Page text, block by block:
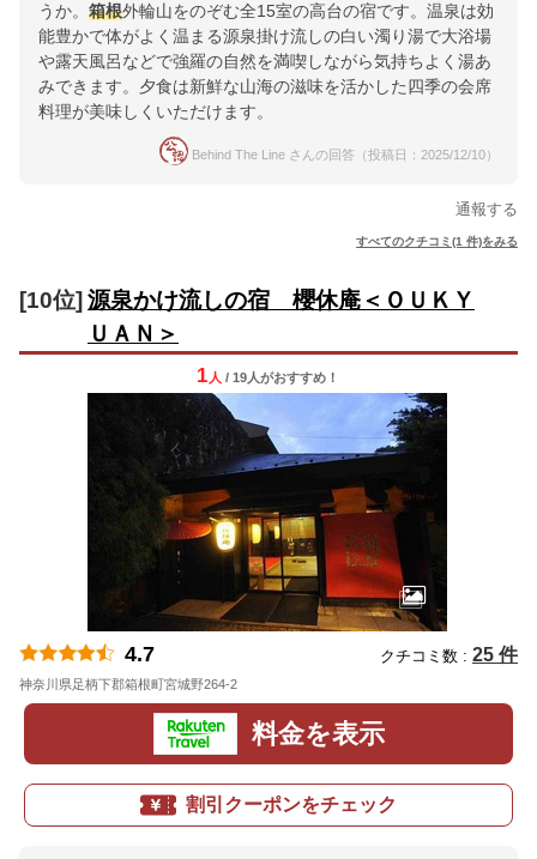
うか。 箱根外輪山をのぞむ全15室の高台の宿です。温泉は効
能豊かで体がよく温まる源泉掛け流しの白い濁り湯で大浴場
や露天風呂などで強羅の自然を満喫しながら気持ちよく湯あ
みできます。夕食は新鮮な山海の滋味を活かした四季の会席
料理が美味しくいただけます。
Behind The Line さんの回答（投稿日：2025/12/10）
通報する
すべてのクチコミ(1 件)をみる
[10位] 源泉かけ流しの宿 櫻休庵＜ＯＵＫＹ
ＵＡＮ＞
1 人 / 19人がおすすめ！
4.7 クチコミ数 : 25 件
神奈川県足柄下郡箱根町宮城野264-2
料金を表示
割引クーポンをチェック